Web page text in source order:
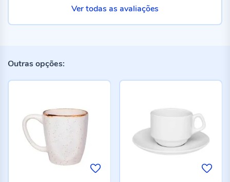
Ver todas as avaliações
Outras opções: